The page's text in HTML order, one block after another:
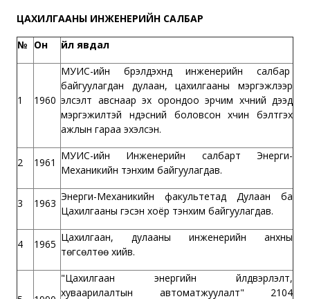
ЦАХИЛГААНЫ ИНЖЕНЕРИЙН САЛБАР
№ Он Үйл явдал
1 1960
МУИС-ийн бүрэлдэхүүнд инженерийн салбар
байгуулагдан дулаан, цахилгааны мэргэжлээр
элсэлт авснаар эх орондоо эрчим хүчний дээд
мэргэжилтэй үндэсний боловсон хүчин бэлтгэх
ажлын гараа эхэлсэн.
2 1961
МУИС-ийн Инженерийн салбарт Энерги-
Механикийн тэнхим байгуулагдав.
3 1963
Энерги-Механикийн факультетад Дулаан ба
Цахилгааны гэсэн хоёр тэнхим байгуулагдав.
4 1965
Цахилгаан, дулааны инженерийн анхны
төгсөлтөө хийв.
"Цахилгаан энергийн үйлдвэрлэлт,
хуваарилалтын автоматжуулалт" 2104